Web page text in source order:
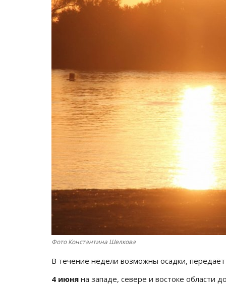
Фото Константина Шелкова
В течение недели возможны осадки,
4 июня на западе, севере и востоке области